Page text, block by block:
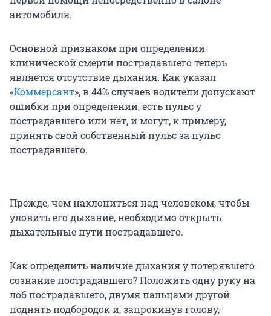
автомобиля.
Основной признаком при определении
клинической смерти пострадавшего теперь
является отсутствие дыхания. Как указал
«Коммерсант», в 44% случаев водители допускают
ошибки при определении, есть пульс у
пострадавшего или нет, и могут, к примеру,
принять свой собственный пульс за пульс
пострадавшего.
Прежде, чем наклониться над человеком, чтобы
уловить его дыхание, необходимо открыть
дыхательные пути пострадавшего.
Как определить наличие дыхания у потерявшего
сознание пострадавшего? Положить одну руку на
лоб пострадавшего, двумя пальцами другой
поднять подбородок и, запрокинув голову,